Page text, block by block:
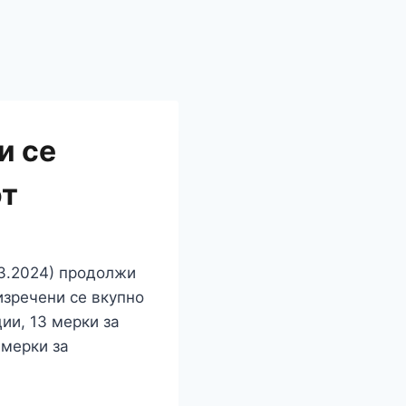
се
продолжи
се вкупно
13 мерки за
за